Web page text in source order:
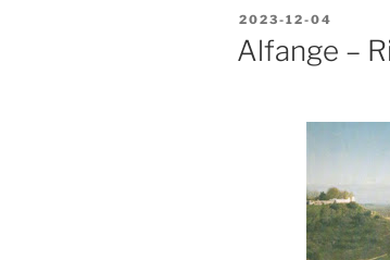
PUBLICADO
EM
2023-12-04
Alfange –